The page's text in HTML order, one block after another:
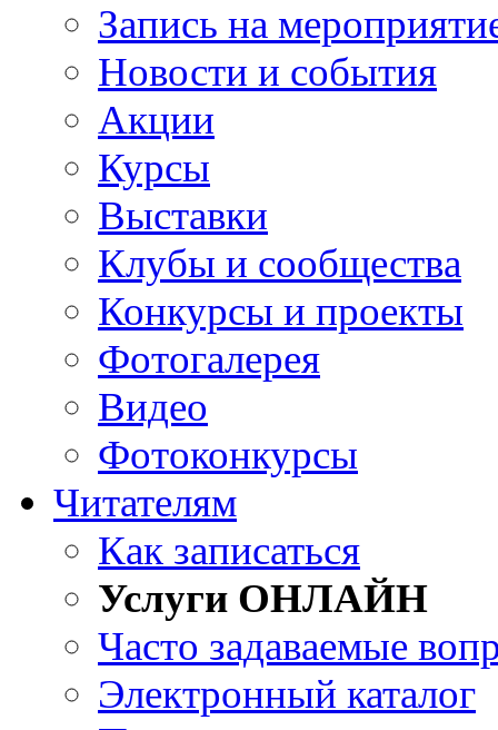
Запись на
Новости и события
Акции
Курсы
Выставки
Клубы и сообщества
Конкурсы и проекты
Фотогалерея
Видео
Фотоконкурсы
Читателям
Как записаться
Услуги ОНЛАЙН
Часто задаваемые
Электронный каталог